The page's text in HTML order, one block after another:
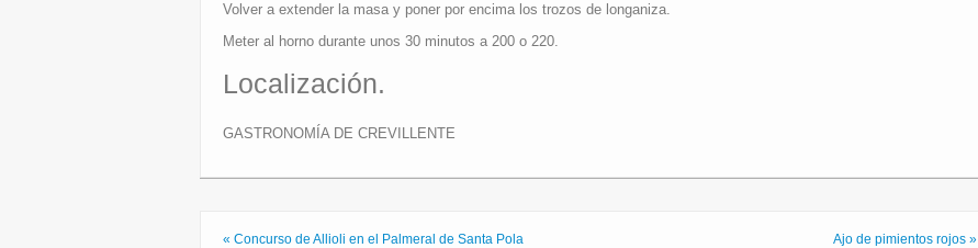
Volver a extender la masa y poner por encima los trozos de longaniza.
Meter al horno durante unos 30 minutos a 200 o 220.
Localización.
GASTRONOMÍA DE CREVILLENTE
« Concurso de Allioli en el Palmeral de Santa Pola Ajo de pimientos rojos »